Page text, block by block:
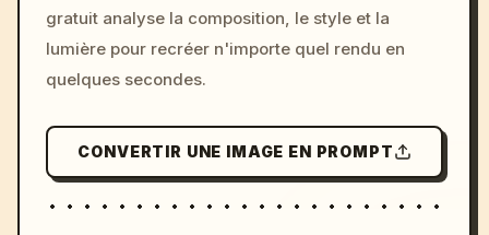
gratuit analyse la composition, le style et la
lumière pour recréer n'importe quel rendu en
quelques secondes.
CONVERTIR UNE IMAGE EN PROMPT